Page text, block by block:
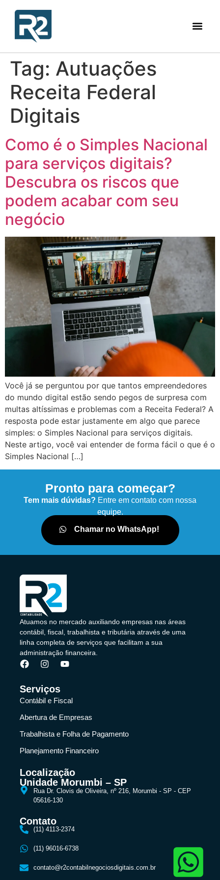
Tag: Autuações
Receita Federal
Digitais
Como é o Simples Nacional
para serviços digitais?
Descubra os riscos que
podem acabar com seu
negócio
Você já se perguntou por que tantos empreendedores
do mundo digital estão sendo pegos de surpresa com
multas altíssimas e problemas com a Receita Federal? A
resposta pode estar justamente em algo que parece
simples: o Simples Nacional para serviços digitais.
Neste artigo, você vai entender de forma fácil o que é o
Simples Nacional […]
Pronto para começar?
Tem mais dúvidas? Entre em contato com nossa
equipe.
Chamar no WhatsApp!
Atuamos no mercado auxiliando empresas nas áreas
contábil, fiscal, trabalhista e tributária através de uma
linha completa de serviços que facilitam a sua
administração financeira.
Serviços
Contábil e Fiscal
Abertura de Empresas
Trabalhista e Folha de Pagamento
Planejamento Financeiro
Localização
Unidade Morumbi – SP
Rua Dr. Clovis de Oliveira, nº 216, Morumbi - SP - CEP
05616-130
Contato
(11) 4113-2374
(11) 96016-6738
contato@r2contabilnegociosdigitais.com.br